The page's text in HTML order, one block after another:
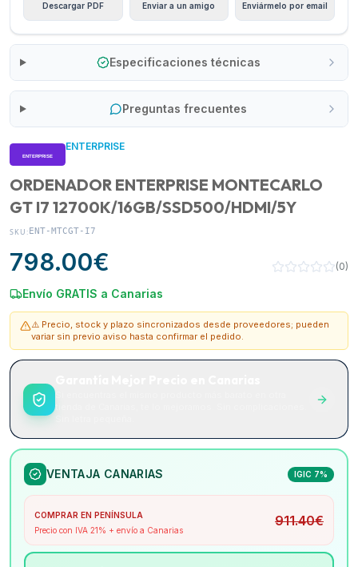
Descargar PDF Enviar a un amigo Enviármelo por email
Especificaciones técnicas
Preguntas frecuentes
ENTERPRISE
ORDENADOR ENTERPRISE MONTECARLO
GT I7 12700K/16GB/SSD500/HDMI/5Y
SKU:ENT-MTCGT-I7
798.00€ (0)
Envío GRATIS a Canarias
⚠️ Precio, stock y plazo sincronizados desde proveedores; pueden
variar sin previo aviso hasta confirmar el pedido.
VENTAJA CANARIAS IGIC 7%
COMPRAR EN PENÍNSULA
Precio con IVA 21% + envío a Canarias
911.40€